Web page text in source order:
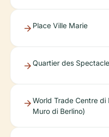
Place Ville Marie
Quartier des
World Trade Centre
Muro di Berlino)